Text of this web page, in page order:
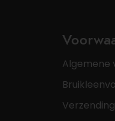
Algemene